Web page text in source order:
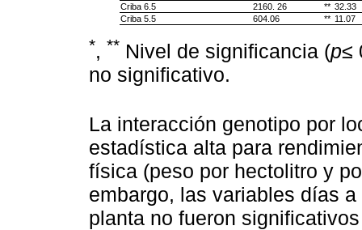
Criba 6.5
2160. 26 ** 32.33
Criba 5.5
604.06 ** 11.07
*, ** Nivel de significancia (p≤
no significativo.
La interacción genotipo por
estadística alta para
física (peso por hectolitro y
embargo, las variables días
planta no fueron